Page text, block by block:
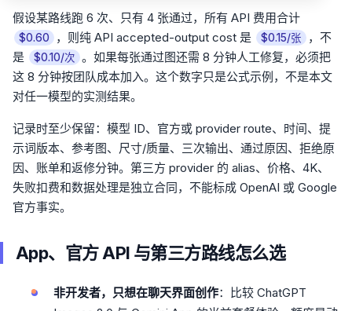
假设某路线跑 6 次、只有 4 张通过，所有 API 费用合计
$0.60 ，则纯 API accepted-output cost 是 $0.15/张
，不
是
$0.10/次 。如果每张通过图还需 8 分钟人工修复，必须把
这 8 分钟按团队成本加入。这个数字只是公式示例，不是本文
对任一模型的实测结果。
记录时至少保留：模型 ID、官方或 provider route、时间、提
示词版本、参考图、尺寸/质量、三次输出、通过原因、拒绝原
因、账单和返修分钟。第三方 provider 的 alias、价格、4K、
失败扣费和数据处理是独立合同，不能标成 OpenAI 或 Google
官方事实。
App、官方 API 与第三方路线怎么选
非开发者，只想在聊天界面创作：比较 ChatGPT